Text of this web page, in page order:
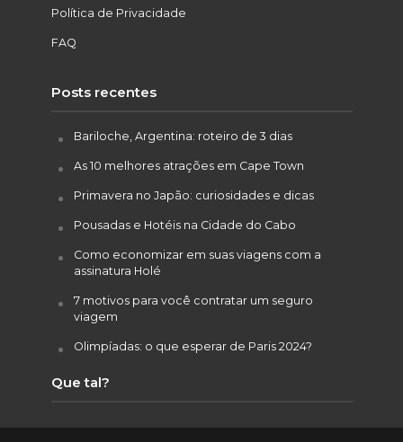
Política de Privacidade
FAQ
Posts recentes
Bariloche, Argentina: roteiro de 3 dias
As 10 melhores atrações em Cape Town
Primavera no Japão: curiosidades e dicas
Pousadas e Hotéis na Cidade do Cabo
Como economizar em suas viagens com a
assinatura Holé
7 motivos para você contratar um seguro
viagem
Olimpíadas: o que esperar de Paris 2024?
Que tal?